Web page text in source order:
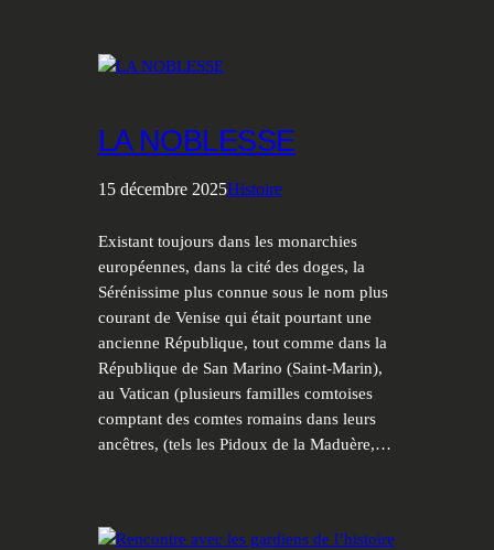
LA NOBLESSE
15 décembre 2025Histoire
Existant toujours dans les monarchies
européennes, dans la cité des doges, la
Sérénissime plus connue sous le nom plus
courant de Venise qui était pourtant une
ancienne République, tout comme dans la
République de San Marino (Saint-Marin),
au Vatican (plusieurs familles comtoises
comptant des comtes romains dans leurs
ancêtres, (tels les Pidoux de la Maduère,…